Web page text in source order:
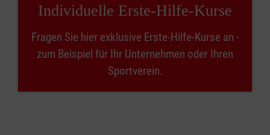
Individuelle Erste-Hilfe-Kurse
Fragen Sie hier exklusive Erste-Hilfe-Kurse an -
zum Beispiel für Ihr Unternehmen oder Ihren
Sportverein.